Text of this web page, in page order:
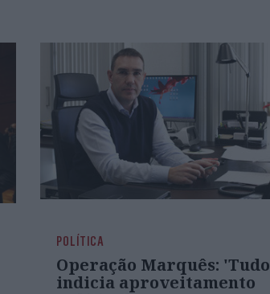
POLÍTICA
Operação Marquês: 'Tudo
indicia aproveitamento